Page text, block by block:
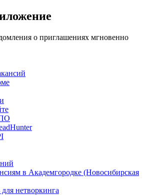
о приглашениях мгновенно
в Академгородке (Новосибирская
нетворкинга